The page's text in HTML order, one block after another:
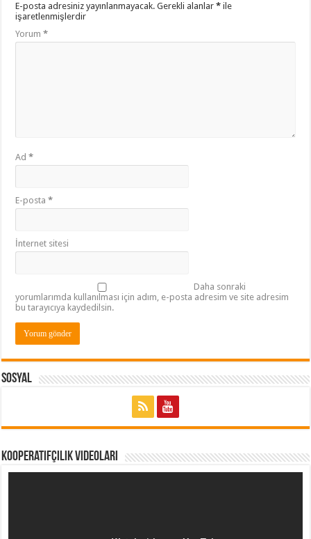
E-posta adresiniz yayınlanmayacak. Gerekli alanlar* ile
işaretlenmişlerdir
Yorum*
Ad*
E-posta*
İnternet sitesi
Daha sonraki
yorumlarımda kullanılması için adım, e-posta adresim ve site adresim
bu tarayıcıya kaydedilsin.
Sosyal
Kooperatifçilik Videoları